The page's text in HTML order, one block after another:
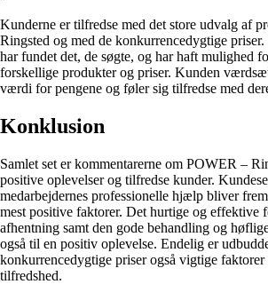
Kunderne er tilfredse med det store udvalg af
Ringsted og med de konkurrencedygtige
har fundet det, de søgte, og har haft mulighed
forskellige produkter og priser. Kunden
værdi for pengene og føler sig tilfredse med
Konklusion
Samlet set er kommentarerne om POWER –
positive oplevelser og tilfredse kunder.
medarbejdernes professionelle hjælp bliver
mest positive faktorer. Det hurtige og effektive
afhentning samt den gode behandling og
også til en positiv oplevelse. Endelig er
konkurrencedygtige priser også vigtige
tilfredshed.